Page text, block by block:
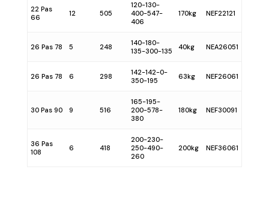
22 Pas
66
12 505
120-130-
400-547-
406
170kg NEF22121
26 Pas 78 5 248
140-180-
135-300-135
40kg NEA26051
26 Pas 78 6 298
142-142-0-
350-195
63kg NEF26061
30 Pas 90 9 516
165-195-
200-578-
380
180kg NEF30091
36 Pas
108
6 418
200-230-
250-490-
260
200kg NEF36061